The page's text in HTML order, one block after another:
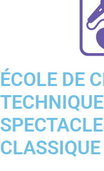
ÉCOLE DE
CLASSIQUE